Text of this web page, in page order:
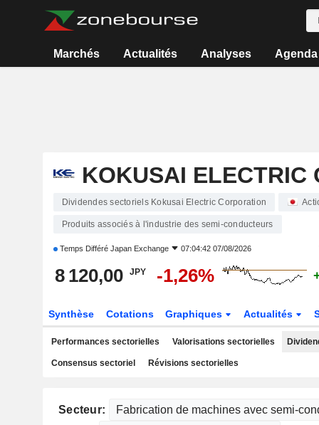
Marchés Actualités Analyses Agenda
KOKUSAI ELECTRIC
Dividendes sectoriels Kokusai Electric Corporation
Produits associés à l'industrie des semi-conducteurs
Temps Différé Japan Exchange 07:04:42 07/08/2026
8 120,00 JPY -1,26%
Synthèse Cotations Graphiques Actualités
Performances sectorielles Valorisations sectorielles
Consensus sectoriel Révisions sectorielles
Secteur: